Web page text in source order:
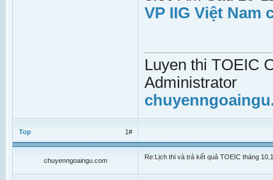
VP IIG Việt Nam
Luyen thi TOEIC
Administrator
Top 1#
chuyenngoaingu.com Re:Lịch thi và trả kết quả TOEIC tháng